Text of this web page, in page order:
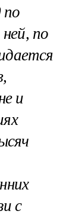
по
по
и
с